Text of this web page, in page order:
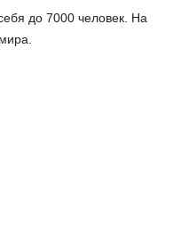
до 7000 человек. На